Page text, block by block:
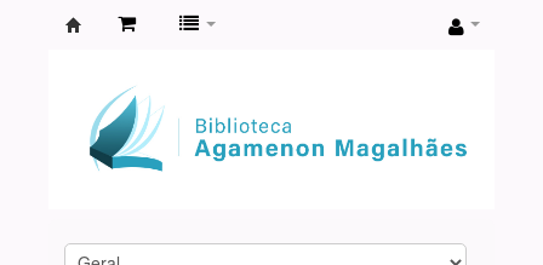
Agamenon
Magalhães